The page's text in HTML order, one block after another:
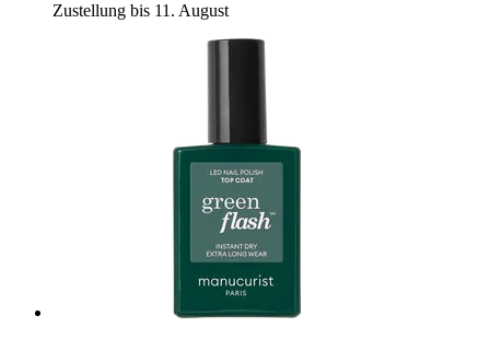
Zustellung bis 11. August